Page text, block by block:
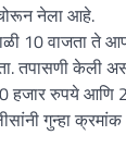
नेला आहे.
10 वाजता ते
तपासणी केली
हजार रुपये
गुन्हा